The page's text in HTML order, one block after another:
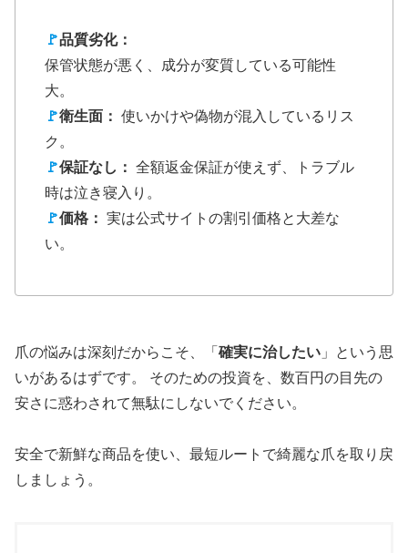
🚩品質劣化：
保管状態が悪く、成分が変質している可能性
大。
🚩衛生面： 使いかけや偽物が混入しているリス
ク。
🚩保証なし： 全額返金保証が使えず、トラブル
時は泣き寝入り。
🚩価格： 実は公式サイトの割引価格と大差な
い。
爪の悩みは深刻だからこそ、「 確実に治したい 」という思
いがあるはずです。 そのための投資を、数百円の目先の
安さに惑わされて無駄にしないでください。
安全で新鮮な商品を使い、最短ルートで綺麗な爪を取り戻
しましょう。